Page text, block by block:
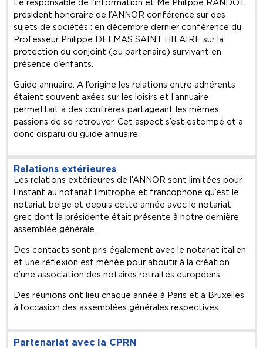
Le responsable de l’information et Me Philippe RANDOT,
président honoraire de l’ANNOR conférence sur des
sujets de sociétés : en décembre dernier conférence du
Professeur Philippe DELMAS SAINT HILAIRE sur la
protection du conjoint (ou partenaire) survivant en
présence d’enfants.
Guide annuaire. A l’origine les relations entre adhérents
étaient souvent axées sur les loisirs et l’annuaire
permettait à des confrères partageant les mêmes
passions de se retrouver. Cet aspect s’est estompé et a
donc disparu du guide annuaire.
Relations extérieures
Les relations extérieures de l’ANNOR sont limitées pour
l’instant au notariat limitrophe et francophone qu’est le
notariat belge et depuis cette année avec le notariat
grec dont la présidente était présente à notre dernière
assemblée générale.
Des contacts sont pris également avec le notariat italien
et une réflexion est ménée pour aboutir à la création
d’une association des notaires retraités européens.
Des réunions ont lieu chaque année à Paris et à Bruxelles
à l’occasion des assemblées générales respectives.
Partenariat avec la CPRN